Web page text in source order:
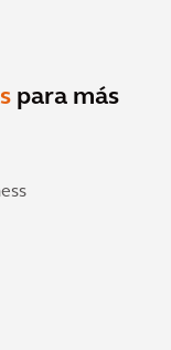
para más